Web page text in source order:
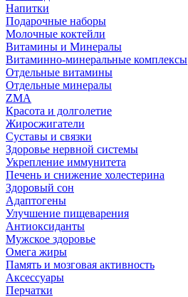
Напитки
Подарочные наборы
Молочные коктейли
Витамины и Минералы
Витаминно-минеральные комплексы
Отдельные витамины
Отдельные минералы
ZMA
Красота и долголетие
Жиросжигатели
Суставы и связки
Здоровье нервной системы
Укрепление иммунитета
Печень и снижение холестерина
Здоровый сон
Адаптогены
Улучшение пищеварения
Антиоксиданты
Мужское здоровье
Омега жиры
Память и мозговая активность
Аксессуары
Перчатки